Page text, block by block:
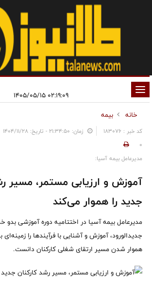
تغییر
وضعیت
ناوبری
خانه
بیمه
کد خبر : 183076 زمان: ۲۱:۳۴:۵۰ - تاریخ: ۱۴۰۴/۱۱/۲۸
0
مدیرعامل بیمه آسیا:
آموزش و ارزیابی مستمر، مسیر
جدید را هموار می‌کند
مدیرعامل بیمه آسیا در اختتامیه دوره آموزشی
جدیدالورود، آموزش و آشنایی با فرآیندها را
هموار شدن مسیر ارتقای شغلی کارکنان دانست.